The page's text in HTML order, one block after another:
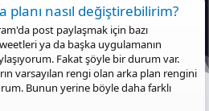
planı nasıl değiştirebilirim?
post paylaşmak için bazı
ya da başka uygulamanın
Fakat şöyle bir durum var.
varsayılan rengi olan arka plan rengini
Bunun yerine böyle daha farklı